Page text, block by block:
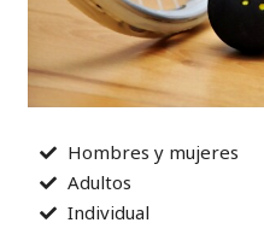
Hombres y mujeres
Adultos
Individual